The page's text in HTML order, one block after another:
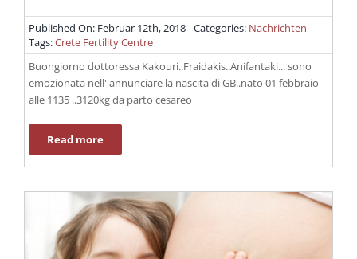
Published On: Februar 12th, 2018 Categories: Nachrichten
Tags:Crete Fertility Centre
Buongiorno dottoressa Kakouri..Fraidakis..Anifantaki... sono
emozionata nell' annunciare la nascita di GB..nato 01 febbraio
alle 1135 ..3120kg da parto cesareo
Read more